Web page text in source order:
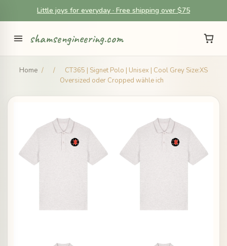
Little joys for everyday · Free shipping over $75
shamsengineering.com
Home / /
CT365 | Signet Polo | Unisex | Cool Grey Size:XS
Oversized oder Cropped wähle ich